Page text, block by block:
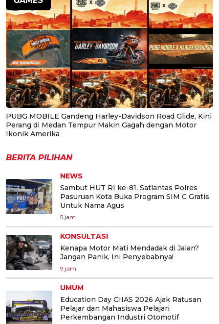
PUBG MOBILE Gandeng Harley-Davidson Road Glide, Kini
Perang di Medan Tempur Makin Gagah dengan Motor
Ikonik Amerika
BERITA PILIHAN
NEWS
Sambut HUT RI ke-81, Satlantas Polres
Pasuruan Kota Buka Program SIM C Gratis
Untuk Nama Agus
5 jam
KONSULTASI
Kenapa Motor Mati Mendadak di Jalan?
Jangan Panik, Ini Penyebabnya!
9 jam
UMUM
Education Day GIIAS 2026 Ajak Ratusan
Pelajar dan Mahasiswa Pelajari
Perkembangan Industri Otomotif